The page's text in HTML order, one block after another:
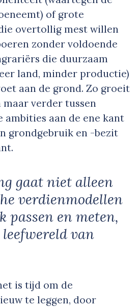
of grote
overtollig mest willen
zonder voldoende
die duurzaam
land, minder productie)
aan de grond. Zo groeit
verder tussen
ambities aan de ene kant
grondgebruik en -bezit
gaat niet alleen
verdienmodellen
passen en meten,
van
is tijd om de
te leggen, door